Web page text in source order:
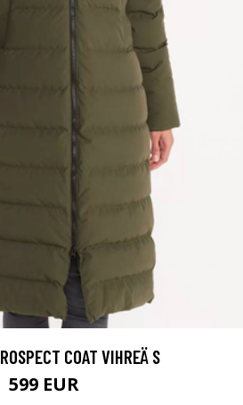
COAT VIHREÄ S
599 EUR